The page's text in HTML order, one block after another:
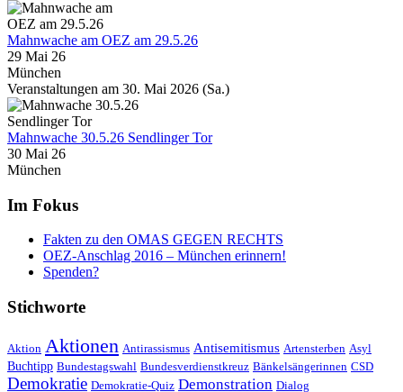
Mahnwache am OEZ am 29.5.26
29 Mai 26
München
Veranstaltungen am 30. Mai 2026 (Sa.)
Mahnwache 30.5.26 Sendlinger Tor
30 Mai 26
München
Im Fokus
Fakten zu den OMAS GEGEN RECHTS
OEZ-Anschlag 2016 – München erinnern!
Spenden?
Stichworte
Aktion Aktionen Antirassismus Antisemitismus Artensterben Asyl
Buchtipp Bundestagswahl Bundesverdienstkreuz Bänkelsängerinnen CSD
Demokratie Demokratie-Quiz Demonstration Dialog